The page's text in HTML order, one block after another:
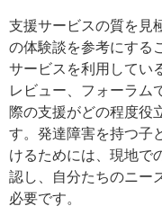
支援サービスの質を見
の体験談を参考にする
サービスを利用してい
レビュー、フォーラム
際の支援がどの程度役
す。発達障害を持つ子
けるためには、現地で
認し、自分たちのニー
必要です。